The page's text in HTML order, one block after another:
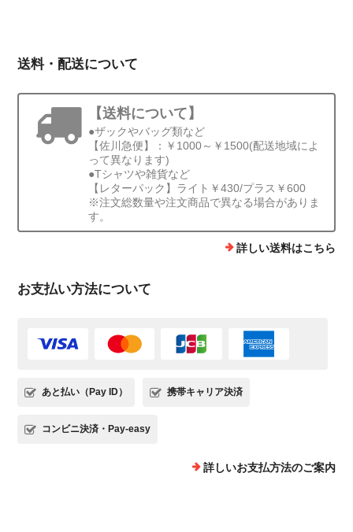
送料・配送について
【送料について】
●ザックやバッグ類など
【佐川急便】：￥1000～￥1500(配送地域によ
って異なります)
●Tシャツや雑貨など
【レターパック】ライト￥430/プラス￥600
※注文総数量や注文商品で異なる場合がありま
す。
詳しい送料はこちら
お支払い方法について
あと払い（Pay ID） 携帯キャリア決済
コンビニ決済・Pay-easy
詳しいお支払方法のご案内